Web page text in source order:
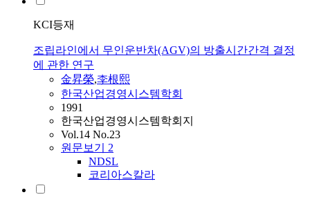
KCI등재
조립라인에서 무인운반차(AGV)의 방출시간간격 결정
에 관한 연구
金昇榮,李根熙
한국산업경영시스템학회
1991
한국산업경영시스템학회지
Vol.14 No.23
원문보기 2
NDSL
코리아스칼라